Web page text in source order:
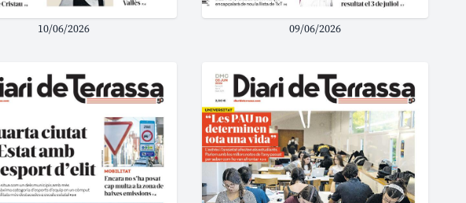
10/06/2026 09/06/2026